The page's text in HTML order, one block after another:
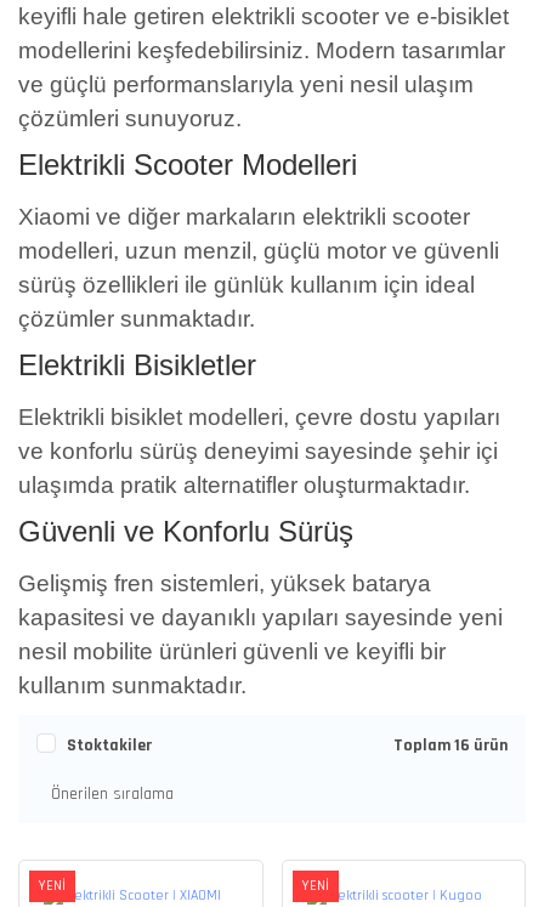
keyifli hale getiren elektrikli scooter ve e-bisiklet
modellerini keşfedebilirsiniz. Modern tasarımlar
ve güçlü performanslarıyla yeni nesil ulaşım
çözümleri sunuyoruz.
Elektrikli Scooter Modelleri
Xiaomi ve diğer markaların elektrikli scooter
modelleri, uzun menzil, güçlü motor ve güvenli
sürüş özellikleri ile günlük kullanım için ideal
çözümler sunmaktadır.
Elektrikli Bisikletler
Elektrikli bisiklet modelleri, çevre dostu yapıları
ve konforlu sürüş deneyimi sayesinde şehir içi
ulaşımda pratik alternatifler oluşturmaktadır.
Güvenli ve Konforlu Sürüş
Gelişmiş fren sistemleri, yüksek batarya
kapasitesi ve dayanıklı yapıları sayesinde yeni
nesil mobilite ürünleri güvenli ve keyifli bir
kullanım sunmaktadır.
Stoktakiler Toplam 16 ürün
YENİ YENİ